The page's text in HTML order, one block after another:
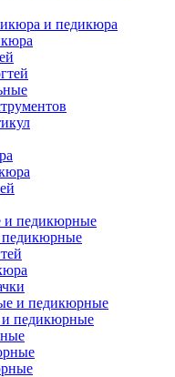
и педикюра
педикюрные